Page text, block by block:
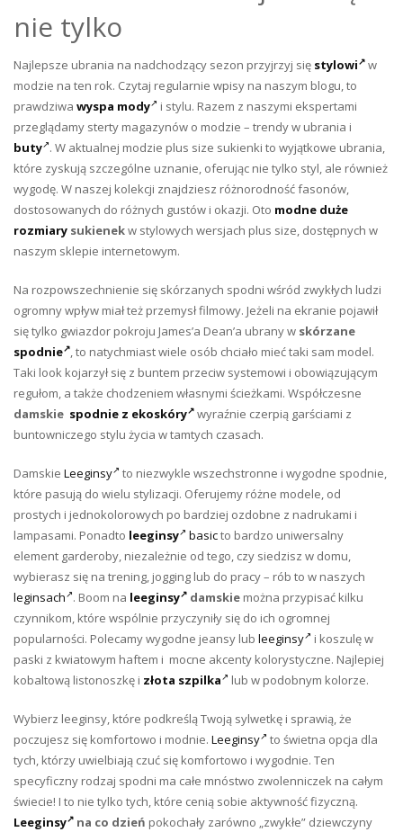
nie tylko
Najlepsze ubrania na nadchodzący sezon przyjrzyj się stylowi
w
modzie na ten rok. Czytaj regularnie wpisy na naszym blogu, to
prawdziwa wyspa mody
i stylu. Razem z naszymi ekspertami
przeglądamy sterty magazynów o modzie – trendy w ubrania i
buty . W aktualnej modzie plus size sukienki to wyjątkowe ubrania,
które zyskują szczególne uznanie, oferując nie tylko styl, ale również
wygodę. W naszej kolekcji znajdziesz różnorodność fasonów,
dostosowanych do różnych gustów i okazji. Oto modne duże
rozmiary sukienekw stylowych wersjach plus size, dostępnych w
naszym sklepie internetowym.
Na rozpowszechnienie się skórzanych spodni wśród zwykłych ludzi
ogromny wpływ miał też przemysł filmowy. Jeżeli na ekranie pojawił
się tylko gwiazdor pokroju James’a Dean’a ubrany w skórzane
spodnie , to natychmiast wiele osób chciało mieć taki sam model.
Taki look kojarzył się z buntem przeciw systemowi i obowiązującym
regułom, a także chodzeniem własnymi ścieżkami. Współczesne
damskie spodnie z ekoskóry
wyraźnie czerpią garściami z
buntowniczego stylu życia w tamtych czasach.
Damskie Leeginsy
to niezwykle wszechstronne i wygodne spodnie,
które pasują do wielu stylizacji. Oferujemy różne modele, od
prostych i jednokolorowych po bardziej ozdobne z nadrukami i
lampasami. Ponadto leeginsy basicto bardzo uniwersalny
element garderoby, niezależnie od tego, czy siedzisz w domu,
wybierasz się na trening, jogging lub do pracy – rób to w naszych
leginsach . Boom na leeginsy damskie można przypisać kilku
czynnikom, które wspólnie przyczyniły się do ich ogromnej
popularności. Polecamy wygodne jeansy lub leeginsy
i koszulę w
paski z kwiatowym haftem i mocne akcenty kolorystyczne. Najlepiej
kobaltową listonoszkę i złota szpilka lub w podobnym kolorze.
Wybierz leeginsy, które podkreślą Twoją sylwetkę i sprawią, że
poczujesz się komfortowo i modnie. Leeginsy
to świetna opcja dla
tych, którzy uwielbiają czuć się komfortowo i wygodnie. Ten
specyficzny rodzaj spodni ma całe mnóstwo zwolenniczek na całym
świecie! I to nie tylko tych, które cenią sobie aktywność fizyczną.
Leeginsy
na co dzień pokochały zarówno „zwykłe” dziewczyny